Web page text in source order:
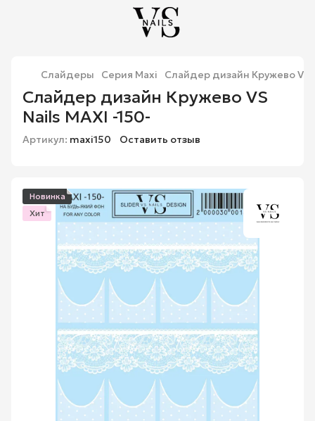
Слайдеры Серия Maxi Слайдер дизайн Кружево VS
Слайдер дизайн Кружево VS
Nails MAXI -150-
Артикул: maxi150 Оставить отзыв
Новинка
Хит